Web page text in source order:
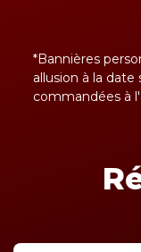
*Bannières
allusion à la
commandées à